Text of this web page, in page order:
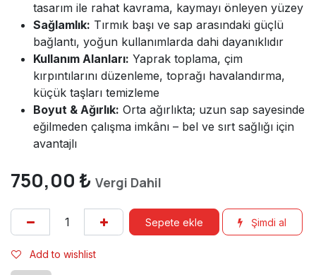
tasarım ile rahat kavrama, kaymayı önleyen yüzey
Sağlamlık: Tırmık başı ve sap arasındaki güçlü
bağlantı, yoğun kullanımlarda dahi dayanıklıdır
Kullanım Alanları: Yaprak toplama, çim
kırpıntılarını düzenleme, toprağı havalandırma,
küçük taşları temizleme
Boyut & Ağırlık: Orta ağırlıkta; uzun sap sayesinde
eğilmeden çalışma imkânı – bel ve sırt sağlığı için
avantajlı
750,00 ₺ Vergi Dahil
Sepete ekle Şimdi al
Add to wishlist